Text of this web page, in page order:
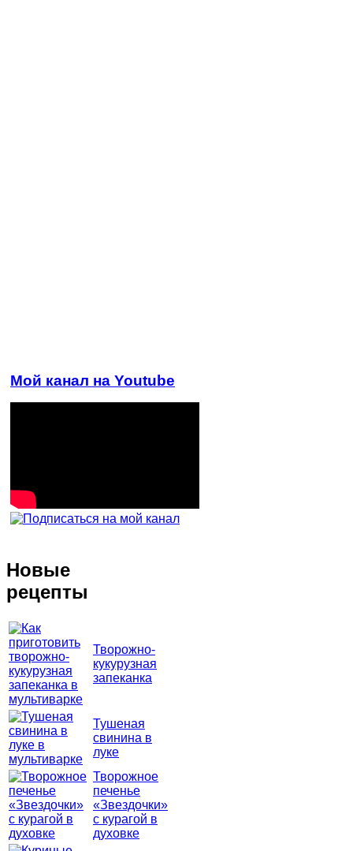
Мой канал на Youtube
Новые
рецепты
Творожно-
кукурузная
запеканка
Тушеная
свинина в
луке
Творожное
печенье
«Звездочки»
с курагой в
духовке